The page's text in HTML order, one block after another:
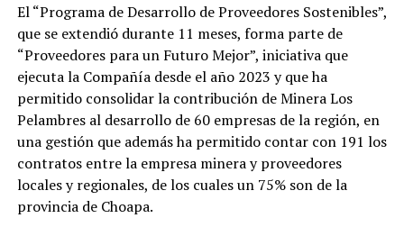
El “Programa de Desarrollo de Proveedores Sostenibles”,
que se extendió durante 11 meses, forma parte de
“Proveedores para un Futuro Mejor”, iniciativa que
ejecuta la Compañía desde el año 2023 y que ha
permitido consolidar la contribución de Minera Los
Pelambres al desarrollo de 60 empresas de la región, en
una gestión que además ha permitido contar con 191 los
contratos entre la empresa minera y proveedores
locales y regionales, de los cuales un 75% son de la
provincia de Choapa.